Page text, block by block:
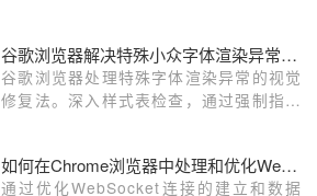
谷歌浏览器解决特殊小众字体渲染异常导致排版错误修复
谷歌浏览器处理特殊字体渲染异常的视觉
修复法。深入样式表检查，通过强制指定
塌。
如何在Chrome浏览器中处理和优化WebSocket连接
通过优化WebSocket连接的建立和数据